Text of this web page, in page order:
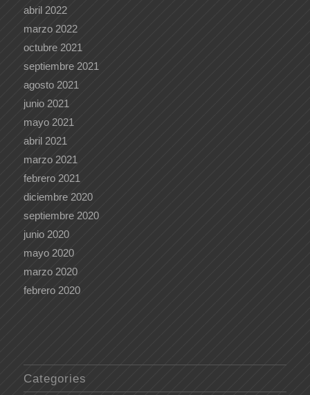
abril 2022
marzo 2022
octubre 2021
septiembre 2021
agosto 2021
junio 2021
mayo 2021
abril 2021
marzo 2021
febrero 2021
diciembre 2020
septiembre 2020
junio 2020
mayo 2020
marzo 2020
febrero 2020
Categories